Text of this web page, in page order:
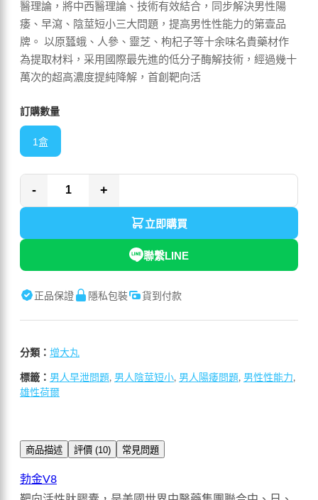
醫理論，將中西醫理論、技術有效結合，同步解決男性陽
痿、早瀉、陰莖短小三大問題，提高男性性能力的第壹品
牌。 以原蠶蛾、人參、靈芝、枸杞子等十余味名貴藥材作
為提取材料，采用國際最先進的低分子酶解技術，經過幾十
萬次的超高濃度提純降解，首創靶向活
訂購數量
1盒
- +
立即購買
聯繫LINE
正品保證 隱私包裝 貨到付款
分類： 增大丸
標籤： 男人早泄問題, 男人陰莖短小, 男人陽痿問題, 男性性能力,
雄性荷爾
商品描述 評價 (10) 常見問題
勃金V8